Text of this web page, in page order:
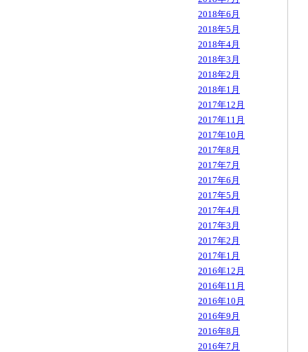
2018年6月
2018年5月
2018年4月
2018年3月
2018年2月
2018年1月
2017年12月
2017年11月
2017年10月
2017年8月
2017年7月
2017年6月
2017年5月
2017年4月
2017年3月
2017年2月
2017年1月
2016年12月
2016年11月
2016年10月
2016年9月
2016年8月
2016年7月